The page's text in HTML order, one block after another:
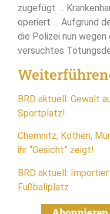
zugefügt …
operiert … Aufgrund
die Polizei nun
versuchtes
BRD aktuell: Gewalt
Sportplatz!
Chemnitz, Köthen,
ihr “Gesicht” zeigt!
BRD aktuell:
Fußballplatz